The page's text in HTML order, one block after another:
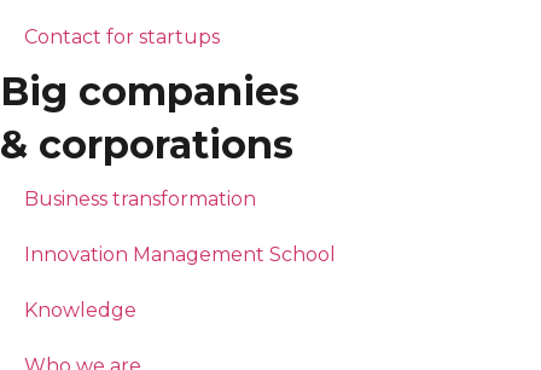
Contact for startups
Big companies
& corporations
Business transformation
Innovation Management School
Knowledge